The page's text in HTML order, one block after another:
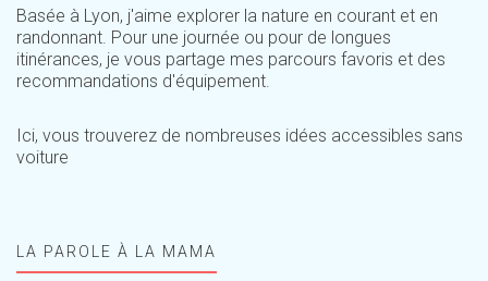
Basée à Lyon, j'aime explorer la nature en courant et en
randonnant. Pour une journée ou pour de longues
itinérances, je vous partage mes parcours favoris et des
recommandations d'équipement.
Ici, vous trouverez de nombreuses idées accessibles sans
voiture
LA PAROLE À LA MAMA